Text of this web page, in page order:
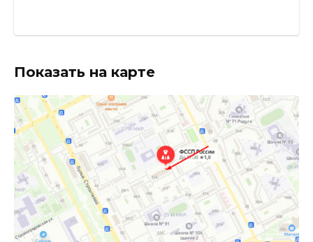
Показать на карте